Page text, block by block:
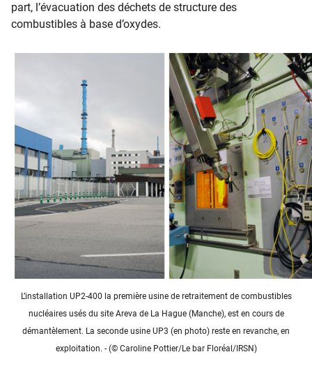
part, l’évacuation des déchets de structure des
combustibles à base d’oxydes.
L’installation UP2-400 la première usine de retraitement de combustibles
nucléaires usés du site Areva de La Hague (Manche), est en cours de
démantèlement. La seconde usine UP3 (en photo) reste en revanche, en
exploitation. - (© Caroline Pottier/Le bar Floréal/IRSN)